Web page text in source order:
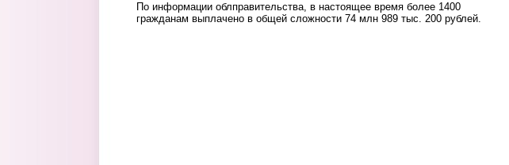
По информации облправительства, в настоящее время более 1400
гражданам выплачено в общей сложности 74 млн 989 тыс. 200 рублей.